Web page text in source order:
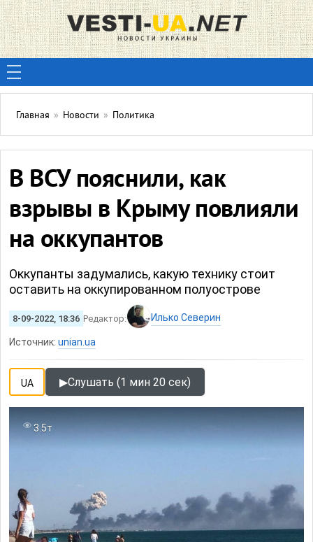
Главная » Новости » Политика
В ВСУ пояснили, как
взрывы в Крыму повлияли
на оккупантов
Оккупанты задумались, какую технику стоит
оставить на оккупированном полуострове
8-09-2022, 18:36 Редактор: Илько Северин
Источник: unian.ua
UA ▶Слушать (1 мин 20 сек)
3.5т